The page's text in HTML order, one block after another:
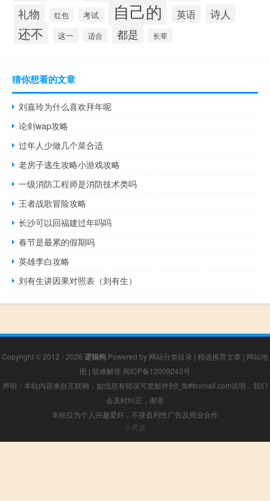
礼物 红包 考试 自己的 英语 诗人
还不 这一 适合 都是 长辈
猜你想看的文章
刘嘉玲为什么喜欢拜年呢
论剑wap攻略
过年人少做几个菜合适
老房子逃生攻略小游戏攻略
一级消防工程师是消防技术类吗
王者战歌冒险攻略
长沙可以回福建过年吗吗
春节是最累的假期吗
英雄李白攻略
刘有生讲因果对照表（刘有生）
Copyright © 2012 - 2026 逻辑狗 Powered by 网站分类目录 | 精选推荐文章 | 网站地
图 | 疑难解答 闽ICP备12009243号
声明：本站内容来自互联网，如信息有错误可发邮件到f_fb#foxmail.com说明，我们
会及时纠正，谢谢
本站仅为个人兴趣爱好，不接盈利性广告及商业合作
小男孩